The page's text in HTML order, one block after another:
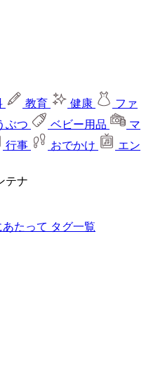
教育 健康
ファ
ぶつ ベビー用品
マ
行事 おでかけ
エン
テナ
あたって タグ一覧